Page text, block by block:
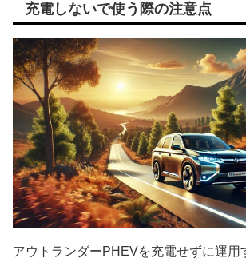
充電しないで使う際の注意点
アウトランダーPHEVを充電せずに運用